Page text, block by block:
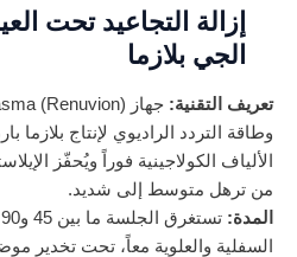
إزالة التجاعيد تحت
الجي بلازما
تعريف التقنية:
الألياف الكولاجينية فوراً ويُحفّز
من ترهل متوسط إلى شديد.
المدة:
السفلية والعلوية معاً، تحت